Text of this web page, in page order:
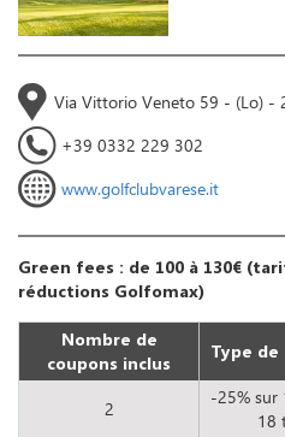
Via Vittorio Veneto 59 - (Lo) -
+39 0332 229 302
www.golfclubvarese.it
Green fees : de 100 à 130€
réductions Golfomax)
Nombre de
coupons inclus
Type
2
-25% sur
18